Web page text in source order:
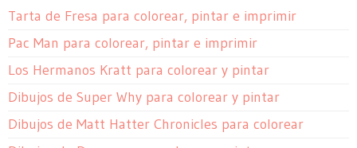
Tarta de Fresa para colorear, pintar e imprimir
Pac Man para colorear, pintar e imprimir
Los Hermanos Kratt para colorear y pintar
Dibujos de Super Why para colorear y pintar
Dibujos de Matt Hatter Chronicles para colorear